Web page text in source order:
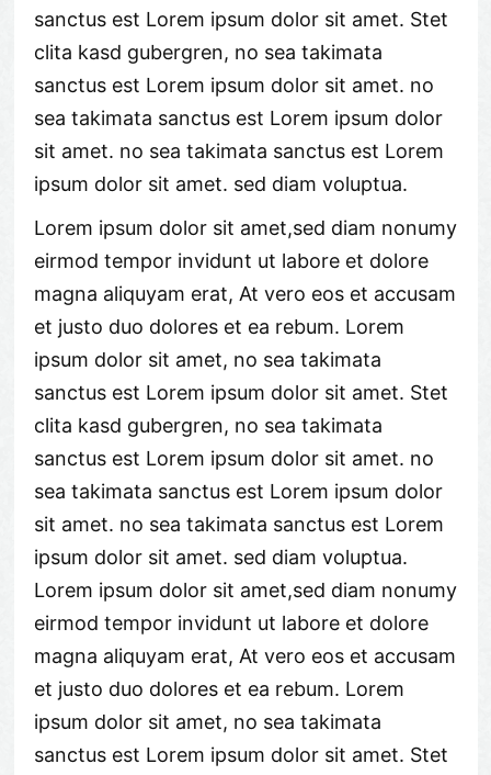
sanctus est Lorem ipsum dolor sit amet. Stet
clita kasd gubergren, no sea takimata
sanctus est Lorem ipsum dolor sit amet. no
sea takimata sanctus est Lorem ipsum dolor
sit amet. no sea takimata sanctus est Lorem
ipsum dolor sit amet. sed diam voluptua.
Lorem ipsum dolor sit amet,sed diam nonumy
eirmod tempor invidunt ut labore et dolore
magna aliquyam erat, At vero eos et accusam
et justo duo dolores et ea rebum. Lorem
ipsum dolor sit amet, no sea takimata
sanctus est Lorem ipsum dolor sit amet. Stet
clita kasd gubergren, no sea takimata
sanctus est Lorem ipsum dolor sit amet. no
sea takimata sanctus est Lorem ipsum dolor
sit amet. no sea takimata sanctus est Lorem
ipsum dolor sit amet. sed diam voluptua.
Lorem ipsum dolor sit amet,sed diam nonumy
eirmod tempor invidunt ut labore et dolore
magna aliquyam erat, At vero eos et accusam
et justo duo dolores et ea rebum. Lorem
ipsum dolor sit amet, no sea takimata
sanctus est Lorem ipsum dolor sit amet. Stet